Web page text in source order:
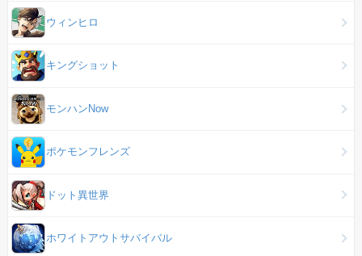
ウィンヒロ
キングショット
モンハンNow
ポケモンフレンズ
ドット異世界
ホワイトアウトサバイバル